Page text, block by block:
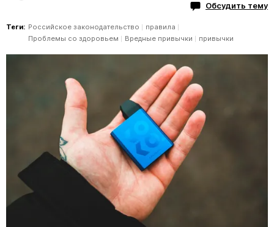
Обсудить тему
Теги: Российское законодательство
правила
Проблемы со здоровьем
Вредные привычки привычки